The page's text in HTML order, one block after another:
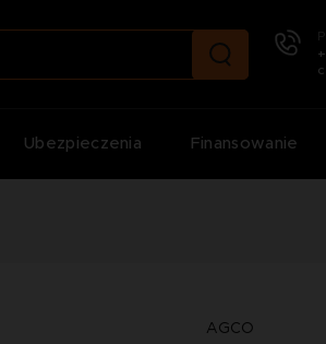
Ubezpieczenia Finansowanie
AGCO